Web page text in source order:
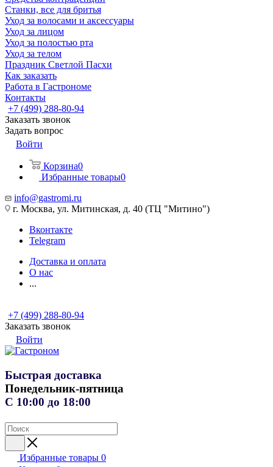
Станки, все для бритья
Уход за волосами и аксессуары
Уход за лицом
Уход за полостью рта
Уход за телом
Праздник Светлой Пасхи
Как заказать
Работа в Гастрономе
Контакты
+7 (499) 288-80-94
Заказать звонок
Задать вопрос
Войти
Корзина0
Избранные товары0
info@gastromi.ru
г. Москва, ул. Митинская, д. 40 (ТЦ "Митино")
Вконтакте
Telegram
Доставка и оплата
О нас
...
+7 (499) 288-80-94
Заказать звонок
Войти
Быстрая доставка
Понедельник-пятница
С 10:00 до 18:00
Избранные товары 0